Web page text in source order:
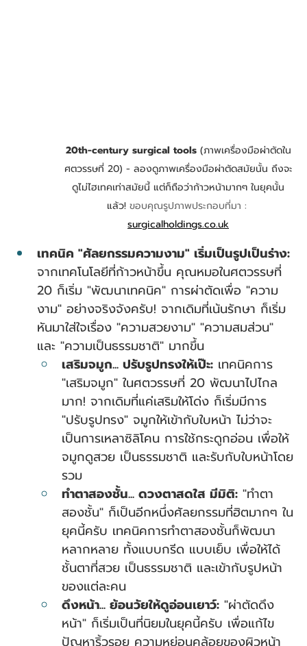
20th-century surgical tools (ภาพเครื่องมือผ่าตัดใน
ศตวรรษที่ 20) - ลองดูภาพเครื่องมือผ่าตัดสมัยนั้น ถึงจะ
ดูไม่ไฮเทคเท่าสมัยนี้ แต่ก็ถือว่าก้าวหน้ามากๆ ในยุคนั้น
แล้ว! ขอบคุณรูปภาพประกอบที่มา :
surgicalholdings.co.uk
เทคนิค "ศัลยกรรมความงาม" เริ่มเป็นรูปเป็นร่าง:
จากเทคโนโลยีที่ก้าวหน้าขึ้น คุณหมอในศตวรรษที่
20 ก็เริ่ม "พัฒนาเทคนิค" การผ่าตัดเพื่อ "ความ
งาม" อย่างจริงจังครับ! จากเดิมที่เน้นรักษา ก็เริ่ม
หันมาใส่ใจเรื่อง "ความสวยงาม" "ความสมส่วน"
และ "ความเป็นธรรมชาติ" มากขึ้น
เสริมจมูก... ปรับรูปทรงให้เป๊ะ: เทคนิคการ
"เสริมจมูก" ในศตวรรษที่ 20 พัฒนาไปไกล
มาก! จากเดิมที่แค่เสริมให้โด่ง ก็เริ่มมีการ
"ปรับรูปทรง" จมูกให้เข้ากับใบหน้า ไม่ว่าจะ
เป็นการเหลาซิลิโคน การใช้กระดูกอ่อน เพื่อให้
จมูกดูสวย เป็นธรรมชาติ และรับกับใบหน้าโดย
รวม
ทำตาสองชั้น... ดวงตาสดใส มีมิติ: "ทำตา
สองชั้น" ก็เป็นอีกหนึ่งศัลยกรรมที่ฮิตมากๆ ใน
ยุคนี้ครับ เทคนิคการทำตาสองชั้นก็พัฒนา
หลากหลาย ทั้งแบบกรีด แบบเย็บ เพื่อให้ได้
ชั้นตาที่สวย เป็นธรรมชาติ และเข้ากับรูปหน้า
ของแต่ละคน
ดึงหน้า... ย้อนวัยให้ดูอ่อนเยาว์: "ผ่าตัดดึง
หน้า" ก็เริ่มเป็นที่นิยมในยุคนี้ครับ เพื่อแก้ไข
ปัญหาริ้วรอย ความหย่อนคล้อยของผิวหน้า